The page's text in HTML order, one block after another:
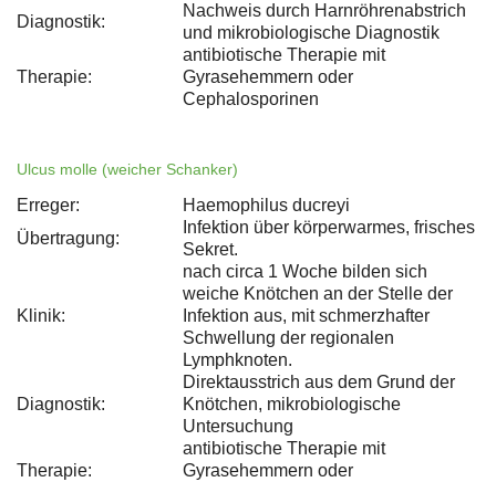
Diagnostik:
Nachweis durch Harnröhrenabstrich
und mikrobiologische Diagnostik
Therapie:
antibiotische Therapie mit
Gyrasehemmern oder
Cephalosporinen
Ulcus molle (weicher Schanker)
Erreger:
Haemophilus ducreyi
Übertragung:
Infektion über körperwarmes, frisches
Sekret.
Klinik:
nach circa 1 Woche bilden sich
weiche Knötchen an der Stelle der
Infektion aus, mit schmerzhafter
Schwellung der regionalen
Lymphknoten.
Diagnostik:
Direktausstrich aus dem Grund der
Knötchen, mikrobiologische
Untersuchung
Therapie:
antibiotische Therapie mit
Gyrasehemmern oder